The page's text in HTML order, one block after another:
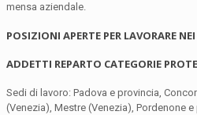
mensa aziendale.
POSIZIONI APERTE PER LAVORARE
ADDETTI REPARTO CATEGORIE
Sedi di lavoro: Padova e provincia,
(Venezia), Mestre (Venezia), Pordenone e